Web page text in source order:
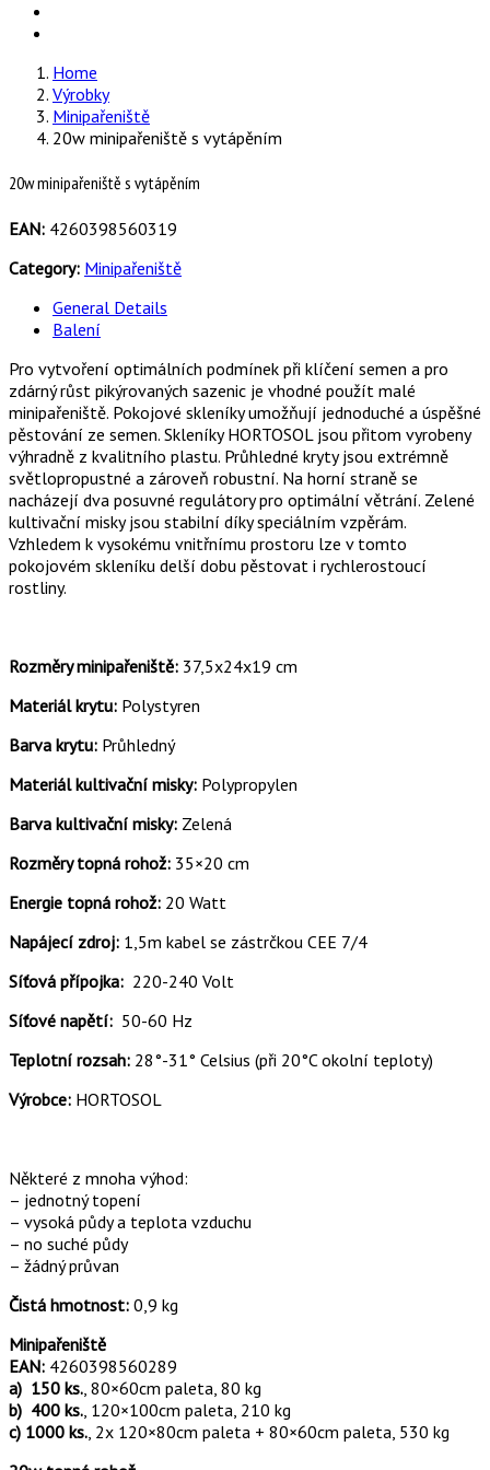
Home
Výrobky
Minipařeniště
20w minipařeniště s vytápěním
20w minipařeniště s vytápěním
EAN: 4260398560319
Category: Minipařeniště
General Details
Balení
Pro vytvoření optimálních podmínek při klíčení semen a pro
zdárný růst pikýrovaných sazenic je vhodné použít malé
minipařeniště. Pokojové skleníky umožňují jednoduché a úspěšné
pěstování ze semen. Skleníky HORTOSOL jsou přitom vyrobeny
výhradně z kvalitního plastu. Průhledné kryty jsou extrémně
světlopropustné a zároveň robustní. Na horní straně se
nacházejí dva posuvné regulátory pro optimální větrání. Zelené
kultivační misky jsou stabilní díky speciálním vzpěrám.
Vzhledem k vysokému vnitřnímu prostoru lze v tomto
pokojovém skleníku delší dobu pěstovat i rychlerostoucí
rostliny.
Rozměry minipařeniště: 37,5x24x19 cm
Materiál krytu: Polystyren
Barva krytu: Průhledný
Materiál kultivační misky: Polypropylen
Barva kultivační misky: Zelená
Rozměry topná rohož: 35×20 cm
Energie topná rohož: 20 Watt
Napájecí zdroj: 1,5m kabel se zástrčkou CEE 7/4
Síťová přípojka: 220-240 Volt
Síťové napětí: 50-60 Hz
Teplotní rozsah: 28°-31° Celsius (při 20°C okolní teploty)
Výrobce: HORTOSOL
Některé z mnoha výhod:
– jednotný topení
– vysoká půdy a teplota vzduchu
– no suché půdy
– žádný průvan
Čistá hmotnost: 0,9 kg
Minipařeniště
EAN: 4260398560289
a) 150 ks. , 80×60cm paleta, 80 kg
b) 400 ks. , 120×100cm paleta, 210 kg
c) 1000 ks. , 2x 120×80cm paleta + 80×60cm paleta, 530 kg